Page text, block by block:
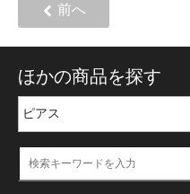
前へ
ほかの商品を探す